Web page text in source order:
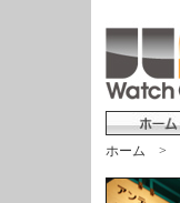
ホーム >